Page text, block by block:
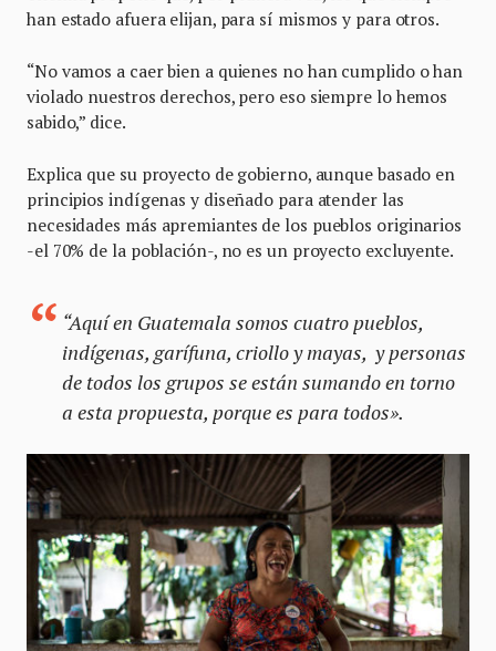
han estado afuera elijan, para sí mismos y para otros.
“No vamos a caer bien a quienes no han cumplido o han
violado nuestros derechos, pero eso siempre lo hemos
sabido,” dice.
Explica que su proyecto de gobierno, aunque basado en
principios indígenas y diseñado para atender las
necesidades más apremiantes de los pueblos originarios
-el 70% de la población-, no es un proyecto excluyente.
“Aquí en Guatemala somos cuatro pueblos,
indígenas, garífuna, criollo y mayas, y personas
de todos los grupos se están sumando en torno
a esta propuesta, porque es para todos».